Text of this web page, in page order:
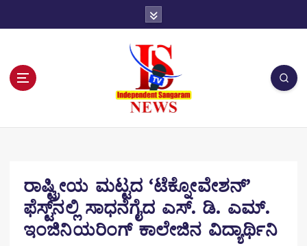
ರಾಷ್ಟ್ರೀಯ ಮಟ್ಟದ ‘ಟೆಕ್ನೋವೇಶನ್’
ಫೆಸ್ಟ್‌ನಲ್ಲಿ ಸಾಧನೆಗೈದ ಎಸ್‌. ಡಿ. ಎಮ್.
ಇಂಜಿನಿಯರಿಂಗ್ ಕಾಲೇಜಿನ ವಿದ್ಯಾರ್ಥಿನಿ